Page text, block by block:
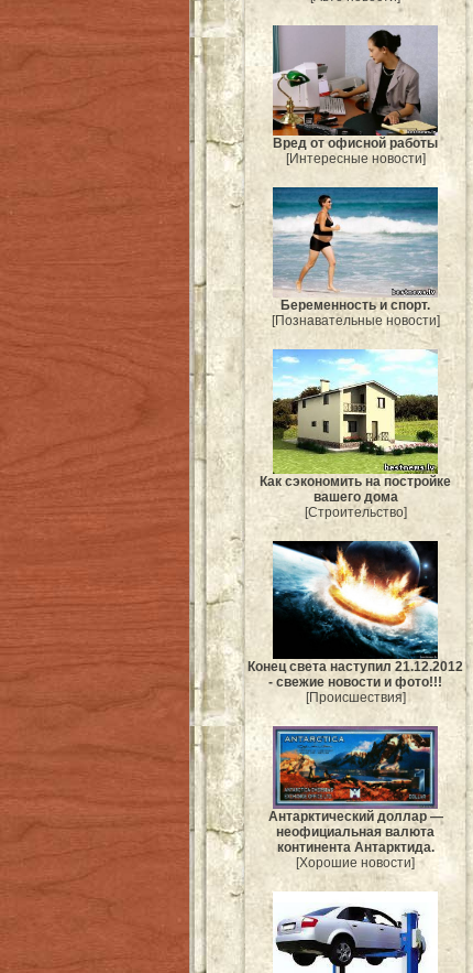
Вред от офисной работы
[Интересные новости]
Беременность и спорт.
[Познавательные новости]
Как сэкономить на постройке
вашего дома
[Строительство]
Конец света наступил 21.12.2012
- свежие новости и фото!!!
[Происшествия]
Антарктический доллар —
неофициальная валюта
континента Антарктида.
[Хорошие новости]